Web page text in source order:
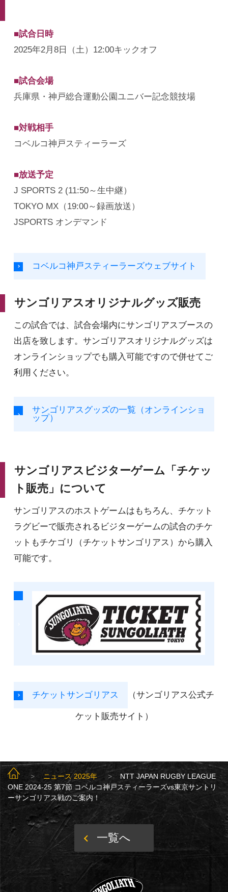
SUNGOLIATH TOP
ニュース 2025年
NTT JAPAN RUGBY LEAGUE
ONE 2024-25 第7節 コベルコ神戸スティーラーズvs東京サントリ
ーサンゴリアス戦のご案内！
■試合日時
2025年2月8日（土）12:00キックオフ
■試合会場
兵庫県・神戸総合運動公園ユニバー記念競技場
■対戦相手
コベルコ神戸スティーラーズ
■放送予定
J SPORTS 2 (11:50～生中継）
TOKYO MX（19:00～録画放送）
JSPORTS オンデマンド
コベルコ神戸スティーラーズウェブサイト
サンゴリアスオリジナルグッズ販売
この試合では、試合会場内にサンゴリアスブースの
出店を致します。サンゴリアスオリジナルグッズは
オンラインショップでも購入可能ですので併せてご
利用ください。
サンゴリアスグッズの一覧（オンラインショ
ップ）
サンゴリアスビジターゲーム「チケッ
ト販売」について
サンゴリアスのホストゲームはもちろん、チケット
ラグビーで販売されるビジターゲームの試合のチケ
ットもチケゴリ（チケットサンゴリアス）から購入
可能です。
チケットサンゴリアス （サンゴリアス公式チ
ケット販売サイト）
一覧へ